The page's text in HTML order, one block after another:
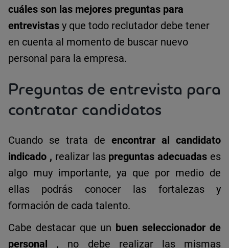
cuáles son las mejores preguntas para
entrevistas y que todo reclutador debe tener
en cuenta al momento de buscar nuevo
personal para la empresa.
Preguntas de entrevista para
contratar candidatos
Cuando se trata de encontrar al candidato
indicado , realizar las preguntas adecuadas es
algo muy importante, ya que por medio de
ellas podrás conocer las fortalezas y
formación de cada talento.
Cabe destacar que un buen seleccionador de
personal , no debe realizar las mismas